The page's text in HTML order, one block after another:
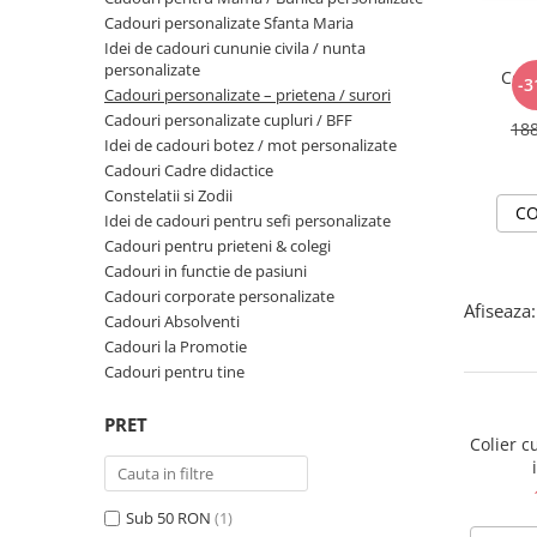
Cadouri personalizate Sfanta Maria
Idei de cadouri cununie civila / nunta
personalizate
Cadouri personalizate – prietena / surori
Cadouri personalizate cupluri / BFF
Idei de cadouri botez / mot personalizate
Cadouri Cadre didactice
Constelatii si Zodii
Idei de cadouri pentru sefi personalizate
Cadouri pentru prieteni & colegi
Cadouri in functie de pasiuni
Cadouri corporate personalizate
Cadouri Absolventi
Cadouri la Promotie
Cadouri pentru tine
PRET
Sub 50 RON (1)
-
Afiseaza:
Colier